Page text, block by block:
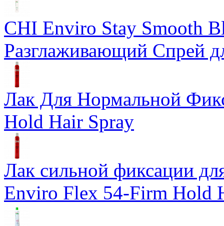
CHI Enviro Stay Smooth
Разглаживающий Спрей
Лак Для Нормальной
Hold Hair Spray
Лак сильной фиксации
Enviro Flex 54-Firm Hold